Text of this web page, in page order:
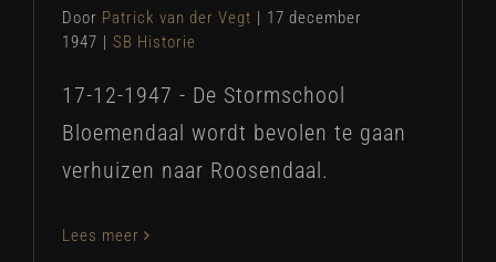
Door Patrick van der Vegt | 17 december
1947 | SB Historie
17-12-1947 - De Stormschool
Bloemendaal wordt bevolen te gaan
verhuizen naar Roosendaal.
Lees meer